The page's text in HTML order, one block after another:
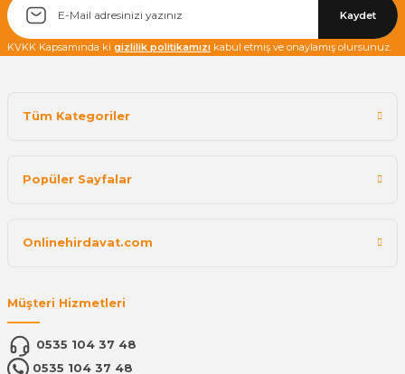
Kaydet
KVKK Kapsamında ki gizlilik politikamızı kabul etmiş ve onaylamış olursunuz.
Tüm Kategoriler
Popüler Sayfalar
Onlinehirdavat.com
Müşteri Hizmetleri
0535 104 37 48
0535 104 37 48